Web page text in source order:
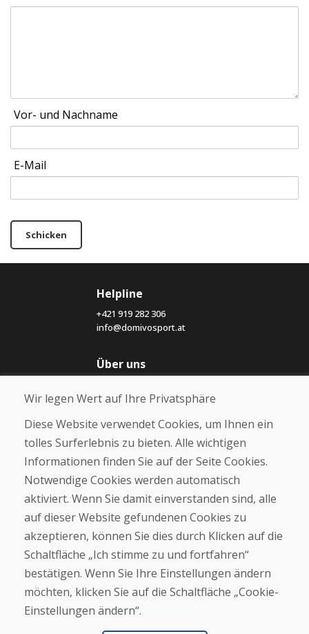
Vor- und Nachname
E-Mail
Schicken
Helpline
+421 919 282 306
info@domivosport.at
Über uns
Über uns
Kontakt
Kaufen
E-Shop
Geschäftsbedingungen
Zahlung
Beschwerde
Rückgabe und Umtausch von Waren
Cookies
Wir legen Wert auf Ihre Privatsphäre
Diese Website verwendet Cookies, um Ihnen ein
tolles Surferlebnis zu bieten. Alle wichtigen
Informationen finden Sie auf der Seite Cookies.
Notwendige Cookies werden automatisch
aktiviert. Wenn Sie damit einverstanden sind, alle
auf dieser Website gefundenen Cookies zu
akzeptieren, können Sie dies durch Klicken auf die
Schaltfläche „Ich stimme zu und fortfahren“
bestätigen. Wenn Sie Ihre Einstellungen ändern
möchten, klicken Sie auf die Schaltfläche „Cookie-
Einstellungen ändern“.